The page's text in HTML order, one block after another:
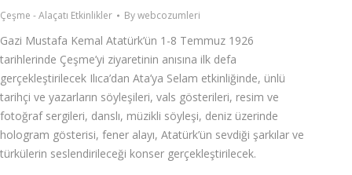
Çeşme - Alaçatı Etkinlikler Bywebcozumleri
Gazi Mustafa Kemal Atatürk’ün 1-8 Temmuz 1926
tarihlerinde Çeşme’yi ziyaretinin anısına ilk defa
gerçekleştirilecek Ilıca’dan Ata’ya Selam etkinliğinde, ünlü
tarihçi ve yazarların söyleşileri, vals gösterileri, resim ve
fotoğraf sergileri, danslı, müzikli söyleşi, deniz üzerinde
hologram gösterisi, fener alayı, Atatürk’ün sevdiği şarkılar ve
türkülerin seslendirileceği konser gerçekleştirilecek.